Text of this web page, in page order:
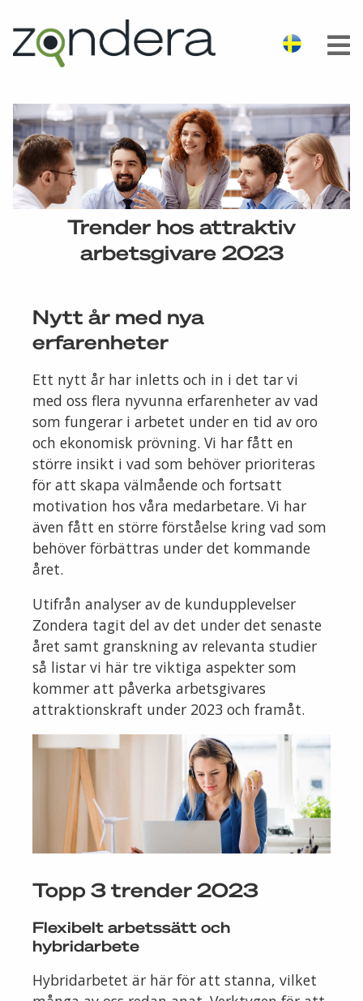
Trender hos attraktiv
arbetsgivare 2023
Nytt år med nya
erfarenheter
Ett nytt år har inletts och in i det tar vi
med oss flera nyvunna erfarenheter av vad
som fungerar i arbetet under en tid av oro
och ekonomisk prövning. Vi har fått en
större insikt i vad som behöver prioriteras
för att skapa välmående och fortsatt
motivation hos våra medarbetare. Vi har
även fått en större förståelse kring vad som
behöver förbättras under det kommande
året.
Utifrån analyser av de kundupplevelser
Zondera tagit del av det under det senaste
året samt granskning av relevanta studier
så listar vi här tre viktiga aspekter som
kommer att påverka arbetsgivares
attraktionskraft under 2023 och framåt.
Topp 3 trender 2023
Flexibelt arbetssätt och
hybridarbete
Hybridarbetet är här för att stanna, vilket